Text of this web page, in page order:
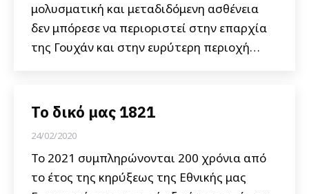
μολυσματική και μεταδιδόμενη ασθένεια
δεν μπόρεσε να περιοριστεί στην επαρχία
της Γουχάν και στην ευρύτερη περιοχή…
Το δικό μας 1821
24/02/2020
Το 2021 συμπληρώνονται 200 χρόνια από
το έτος της κηρύξεως της Εθνικής μας